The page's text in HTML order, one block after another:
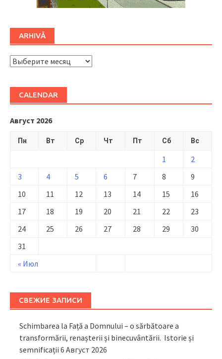
ARHIVĂ
ARHIVĂ
CALENDAR
Август 2026
Пн Вт Ср Чт Пт Сб Вс
« Июл
1
2
3
4 5 6 7 8
9
10
11 12 13 14 15
16
17
18 19 20 21 22
23
24
25 26 27 28 29
30
31
СВЕЖИЕ ЗАПИСИ
Schimbarea la Față a Domnului – o sărbătoare a
transformării, renașterii și binecuvântării. Istorie și
semnificații 6 Август 2026